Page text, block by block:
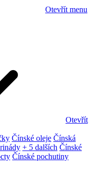
Otevřít menu
Otevřít
Čínské oleje Čínská
+ 5 dalších Čínské
Čínské pochutiny